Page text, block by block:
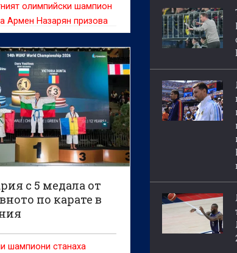
олимпийски шампион
Армен Назарян призова
федерация по борба
на синовете му -
Гриша, за да могат да
страната на
състезания.
с 5 медала от
по карате в
шампиони станаха